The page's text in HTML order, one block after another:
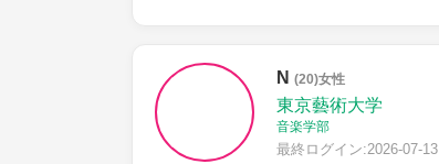
N (20)女性
東京藝術大学
音楽学部
最終ログイン:2026-07-13